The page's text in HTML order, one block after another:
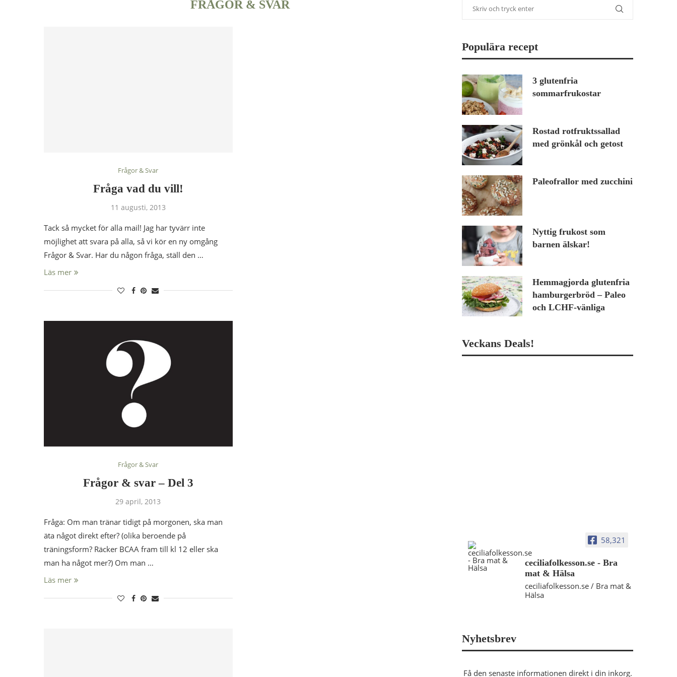
FRÅGOR & SVAR
Frågor & Svar
Fråga vad du vill!
11 augusti, 2013
Tack så mycket för alla mail! Jag har tyvärr inte
möjlighet att svara på alla, så vi kör en ny omgång
Frågor & Svar. Har du någon fråga, ställ den …
Läs mer
Frågor & Svar
Frågor & svar – Del 3
29 april, 2013
Fråga: Om man tränar tidigt på morgonen, ska man
äta något direkt efter? (olika beroende på
träningsform? Räcker BCAA fram till kl 12 eller ska
man ha något mer?) Om man …
Läs mer
Populära recept
3 glutenfria
sommarfrukostar
Rostad rotfruktssallad
med grönkål och getost
Paleofrallor med zucchini
Nyttig frukost som
barnen älskar!
Hemmagjorda glutenfria
hamburgerbröd – Paleo
och LCHF-vänliga
Veckans Deals!
58,321
ceciliafolkesson.se - Bra
mat & Hälsa
ceciliafolkesson.se / Bra mat &
Hälsa
Nyhetsbrev
Få den senaste informationen direkt i din inkorg.